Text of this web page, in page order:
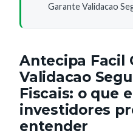
Garante Validacao
Antecipa Facil
Validacao
Fiscais: o que
investidores
entender